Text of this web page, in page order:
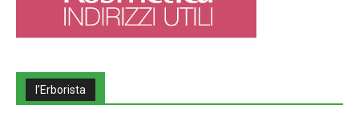
l’Erborista